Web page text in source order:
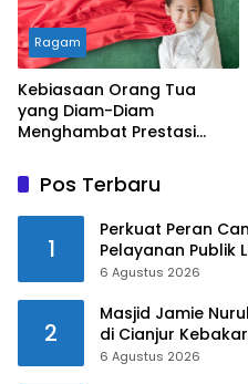
Ragam
Kebiasaan Orang Tua
yang Diam-Diam
Menghambat Prestasi
Pos Terbaru
1
Perkuat Peran
Pelayanan Publik
6 Agustus 2026
2
Masjid Jamie
di Cianjur
6 Agustus 2026